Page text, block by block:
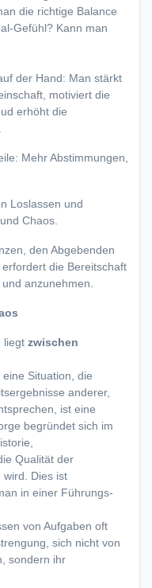
die richtige Balance
Gefühl? Kann man
der Hand: Man stärkt
motiviert die
erhöht die
Mehr Abstimmungen,
Loslassen und
Chaos.
den Abgebenden
die Bereitschaft
anzunehmen.
liegt zwischen
Situation, die
anderer,
ist eine
begründet sich im
Qualität der
wird. Dies ist
in einer Führungs-
von Aufgaben oft
sich nicht von
sondern ihr